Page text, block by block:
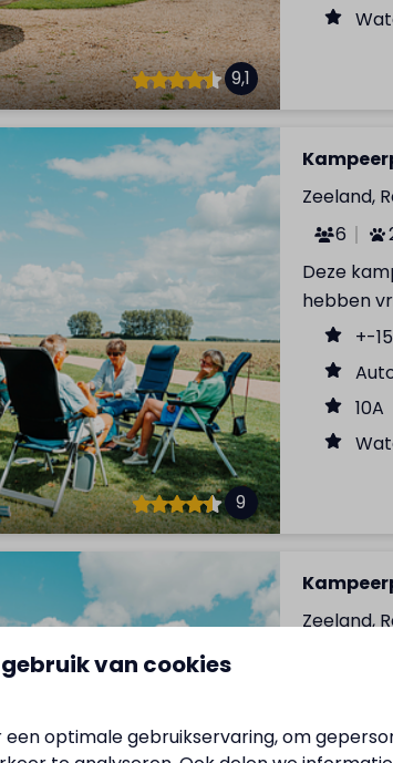
9,1
9
Zeeland,
6
Deze
hebben
+-
10A
Zeeland,
Iets
water
van cookies
optimale gebruikservaring, om